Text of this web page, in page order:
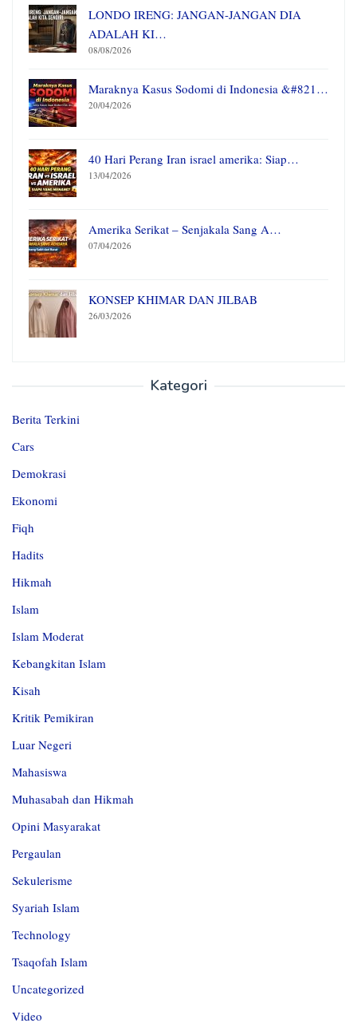
LONDO IRENG: JANGAN-JANGAN DIA
ADALAH KI…
08/08/2026
Maraknya Kasus Sodomi di Indonesia &#821…
20/04/2026
40 Hari Perang Iran israel amerika: Siap…
13/04/2026
Amerika Serikat – Senjakala Sang A…
07/04/2026
KONSEP KHIMAR DAN JILBAB
26/03/2026
Kategori
Berita Terkini
Cars
Demokrasi
Ekonomi
Fiqh
Hadits
Hikmah
Islam
Islam Moderat
Kebangkitan Islam
Kisah
Kritik Pemikiran
Luar Negeri
Mahasiswa
Muhasabah dan Hikmah
Opini Masyarakat
Pergaulan
Sekulerisme
Syariah Islam
Technology
Tsaqofah Islam
Uncategorized
Video